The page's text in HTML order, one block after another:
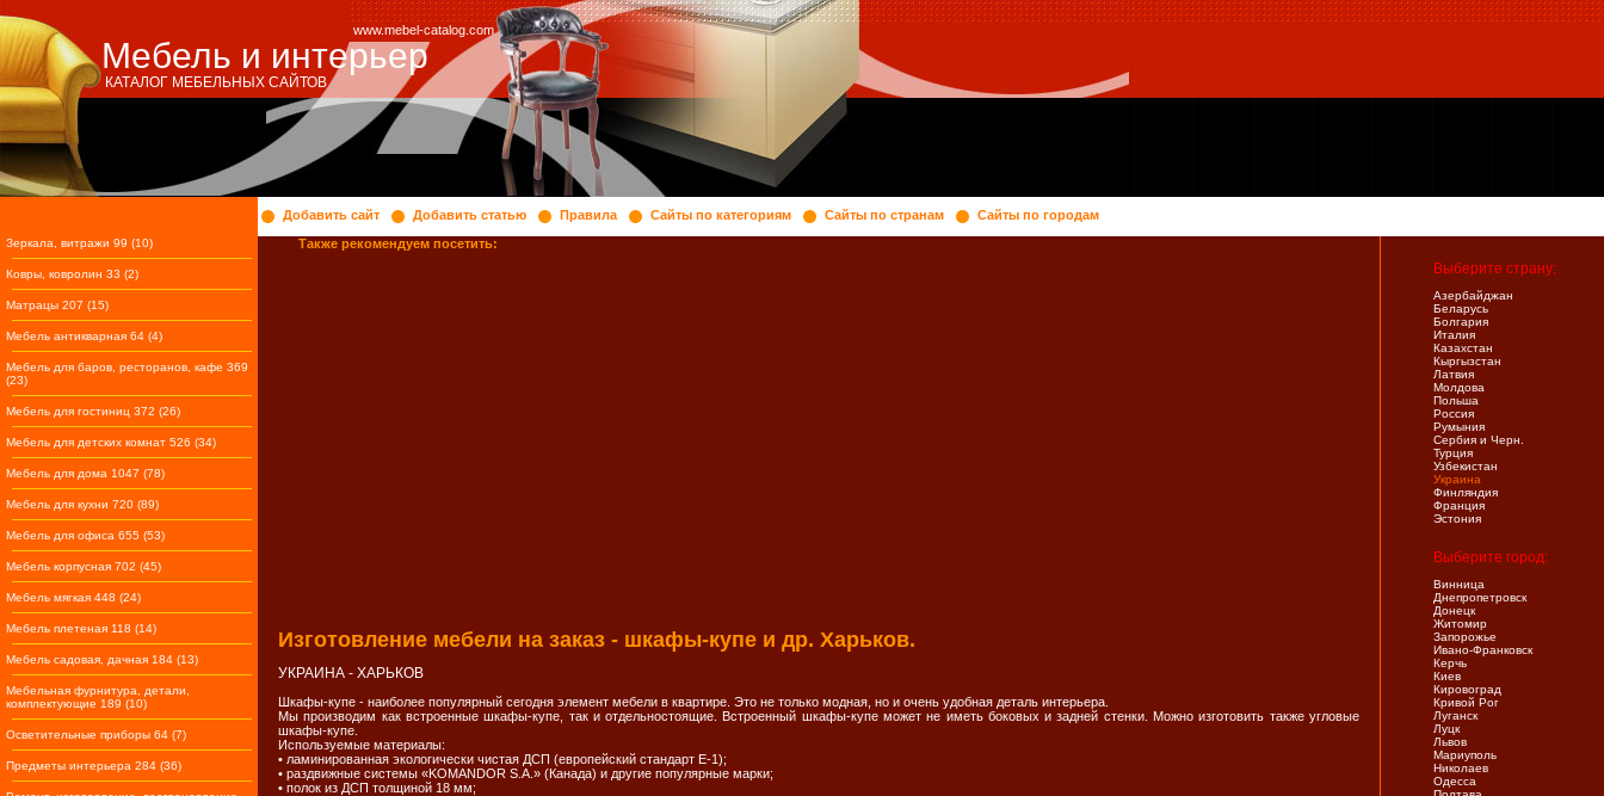
Мебель и интерьер
www.mebel-catalog.com
КАТАЛОГ МЕБЕЛЬНЫХ САЙТОВ
Зеркала, витражи 99 (10)
Ковры, ковролин 33 (2)
Матрацы 207 (15)
Мебель антикварная 64 (4)
Мебель для баров, ресторанов, кафе 369
(23)
Мебель для гостиниц 372 (26)
Мебель для детских комнат 526 (34)
Мебель для дома 1047 (78)
Мебель для кухни 720 (89)
Мебель для офиса 655 (53)
Мебель корпусная 702 (45)
Мебель мягкая 448 (24)
Мебель плетеная 118 (14)
Мебель садовая, дачная 184 (13)
Мебельная фурнитура, детали,
комплектующие 189 (10)
Осветительные приборы 64 (7)
Предметы интерьера 284 (36)
Добавить сайт Добавить статью Правила Сайты по категориям Сайты по странам
Сайты по городам
Также рекомендуем посетить:
Изготовление мебели на заказ - шкафы-купе и др. Харьков.
УКРАИНА - ХАРЬКОВ
Шкафы-купе - наиболее популярный сегодня элемент мебели в квартире. Это не только модная, но и очень удобная деталь интерьера.
Мы производим как встроенные шкафы-купе, так и отдельностоящие. Встроенный шкафы-купе может не иметь боковых и задней стенки. Можно изготовить также угловые
шкафы-купе.
Используемые материалы:
• ламинированная экологически чистая ДСП (европейский стандарт Е-1);
• раздвижные системы «KOMANDOR S.A.» (Канада) и другие популярные марки;
• полок из ДСП толщиной 18 мм;
Выберите страну:
Азербайджан
Беларусь
Болгария
Италия
Казахстан
Кыргызстан
Латвия
Молдова
Польша
Россия
Румыния
Сербия и Черн.
Турция
Узбекистан
Украина
Финляндия
Франция
Эстония
Выберите город:
Винница
Днепропетровск
Донецк
Житомир
Запорожье
Ивано-Франковск
Керчь
Киев
Кировоград
Кривой Рог
Луганск
Луцк
Львов
Мариуполь
Николаев
Одесса